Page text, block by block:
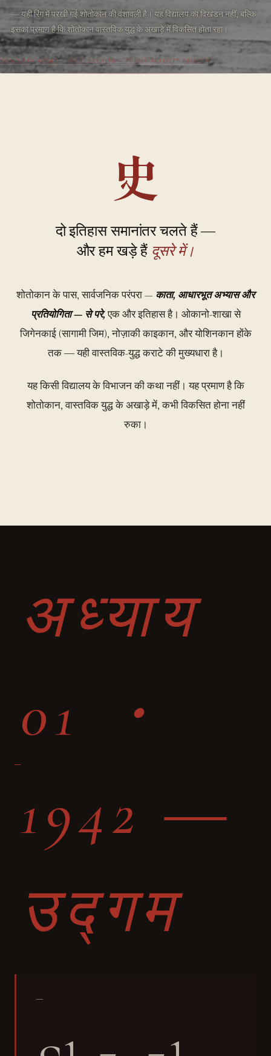
HONKE ・ DŌJŌ ARCHIVE — PUBLIC ACTIVITY RECORD
― यही रिंग में परखी गई शोतोकान की वंशावली है। यह विद्यालय का विखंडन नहीं, बल्कि
इसका प्रमाण है कि शोतोकान वास्तविक युद्ध के अखाड़े में विकसित होता रहा।
史
दो इतिहास समानांतर चलते हैं ―
और हम खड़े हैं दूसरे में।
शोतोकान के पास, सार्वजनिक परंपरा — काता, आधारभूत अभ्यास और
प्रतियोगिता — से परे,एक और इतिहास है। ओकानो-शाखा से
जिगेनकाई (सागामी जिम), नोज़ाकी काइकान, और योशिनकान होंके
तक ― यही वास्तविक-युद्ध कराटे की मुख्यधारा है।
यह किसी विद्यालय के विभाजन की कथा नहीं। यह प्रमाण है कि
शोतोकान, वास्तविक युद्ध के अखाड़े में, कभी विकसित होना नहीं
रुका।
अध्याय
01 ・
1942 ―
उद्गम
—